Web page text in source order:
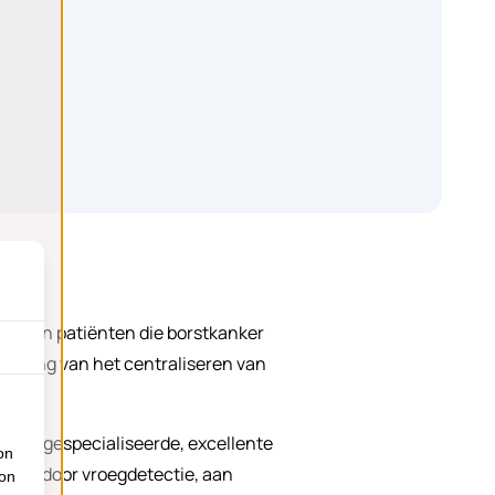
aan patiënten die borstkanker
van het centraliseren van
aan gespecialiseerde, excellente
door vroegdetectie, aan